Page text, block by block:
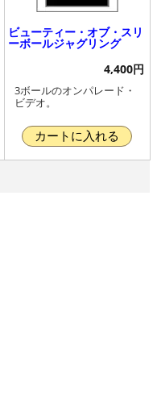
ビューティー・オブ・スリ
ーボールジャグリング
4,400円
3ボールのオンパレード・
ビデオ。
カートに入れる